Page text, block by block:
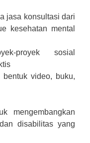
jasa konsultasi dari
kesehatan mental
proyek sosial
bentuk video, buku,
mengembangkan
disabilitas yang